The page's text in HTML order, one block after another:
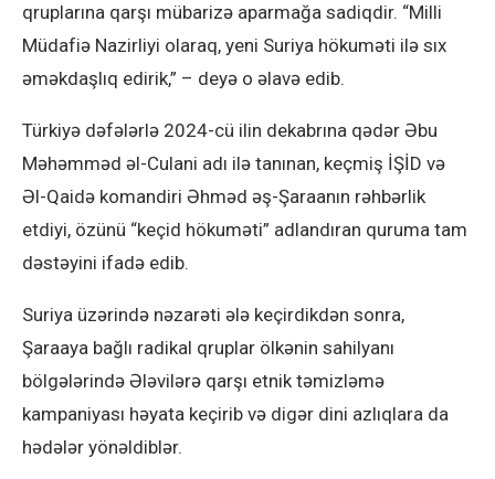
qruplarına qarşı mübarizə aparmağa sadiqdir. “Milli
Müdafiə Nazirliyi olaraq, yeni Suriya hökuməti ilə sıx
əməkdaşlıq edirik,” – deyə o əlavə edib.
Türkiyə dəfələrlə 2024-cü ilin dekabrına qədər Əbu
Məhəmməd əl-Culani adı ilə tanınan, keçmiş İŞİD və
Əl-Qaidə komandiri Əhməd əş-Şaraanın rəhbərlik
etdiyi, özünü “keçid hökuməti” adlandıran quruma tam
dəstəyini ifadə edib.
Suriya üzərində nəzarəti ələ keçirdikdən sonra,
Şaraaya bağlı radikal qruplar ölkənin sahilyanı
bölgələrində Ələvilərə qarşı etnik təmizləmə
kampaniyası həyata keçirib və digər dini azlıqlara da
hədələr yönəldiblər.